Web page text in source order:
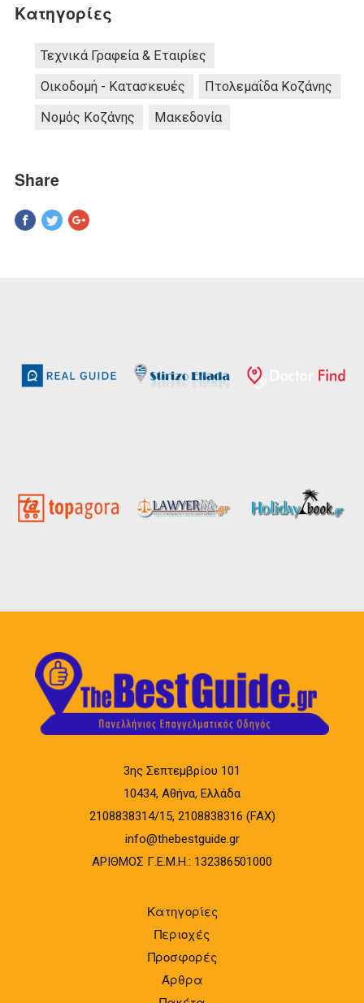
Κατηγορίες
Τεχνικά Γραφεία & Εταιρίες
Οικοδομή - Κατασκευές
Πτολεμαΐδα Κοζάνης
Νομός Κοζάνης
Μακεδονία
Share
3ης Σεπτεμβρίου 101
10434, Αθήνα, Ελλάδα
2108838314/15, 2108838316 (FAX)
info@thebestguide.gr
ΑΡΙΘΜΟΣ Γ.Ε.Μ.Η.: 132386501000
Κατηγορίες
Περιοχές
Προσφορές
Άρθρα